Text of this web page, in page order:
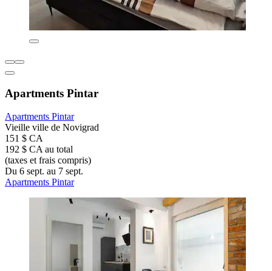
Apartments Pintar
Apartments Pintar
Vieille ville de Novigrad
151 $ CA
192 $ CA au total
(taxes et frais compris)
Du 6 sept. au 7 sept.
Apartments Pintar